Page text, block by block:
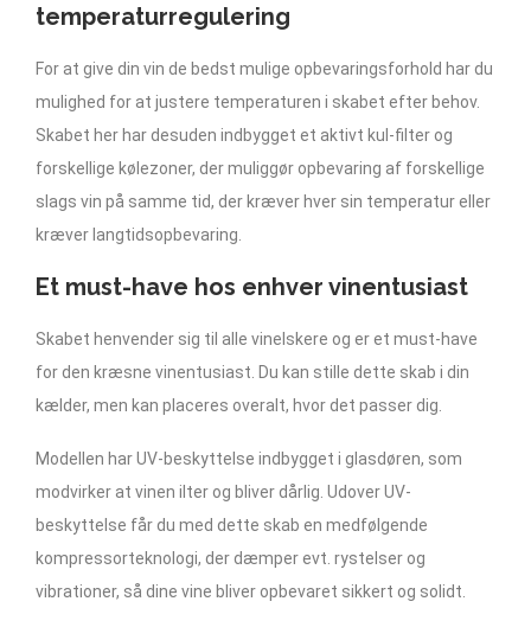
temperaturregulering
For at give din vin de bedst mulige opbevaringsforhold har du
mulighed for at justere temperaturen i skabet efter behov.
Skabet her har desuden indbygget et aktivt kul-filter og
forskellige kølezoner, der muliggør opbevaring af forskellige
slags vin på samme tid, der kræver hver sin temperatur eller
kræver langtidsopbevaring.
Et must-have hos enhver vinentusiast
Skabet henvender sig til alle vinelskere og er et must-have
for den kræsne vinentusiast. Du kan stille dette skab i din
kælder, men kan placeres overalt, hvor det passer dig.
Modellen har UV-beskyttelse indbygget i glasdøren, som
modvirker at vinen ilter og bliver dårlig. Udover UV-
beskyttelse får du med dette skab en medfølgende
kompressorteknologi, der dæmper evt. rystelser og
vibrationer, så dine vine bliver opbevaret sikkert og solidt.